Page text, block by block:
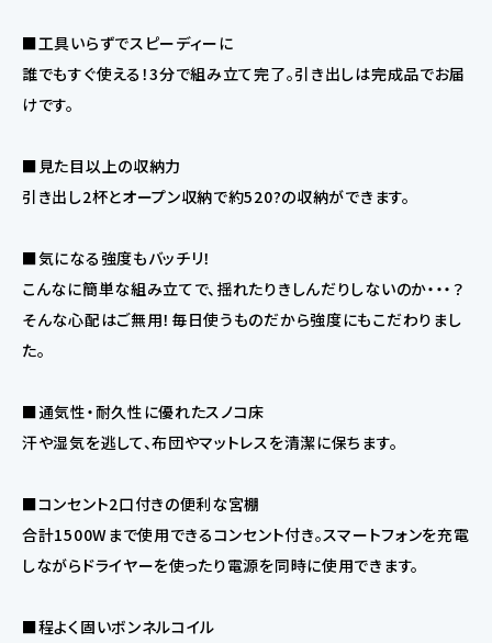
■工具いらずでスピーディーに
誰でもすぐ使える！3分で組み立て完了。引き出しは完成品でお届
けです。
■見た目以上の収納力
引き出し2杯とオープン収納で約520?の収納ができます。
■気になる強度もバッチリ！
こんなに簡単な組み立てで、揺れたりきしんだりしないのか・・・？
そんな心配はご無用！毎日使うものだから強度にもこだわりまし
た。
■通気性・耐久性に優れたスノコ床
汗や湿気を逃して、布団やマットレスを清潔に保ちます。
■コンセント2口付きの便利な宮棚
合計1500Wまで使用できるコンセント付き。スマートフォンを充電
しながらドライヤーを使ったり電源を同時に使用できます。
■程よく固いボンネルコイル